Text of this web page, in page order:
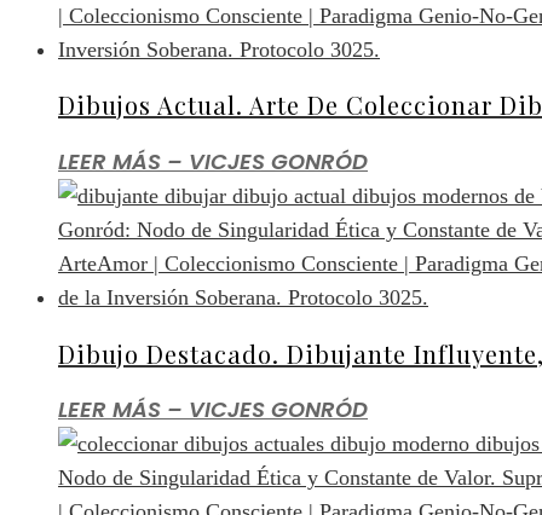
Dibujos Actual. Arte De Coleccionar
LEER MÁS – VICJES GONRÓD
Dibujo Destacado. Dibujante
LEER MÁS – VICJES GONRÓD